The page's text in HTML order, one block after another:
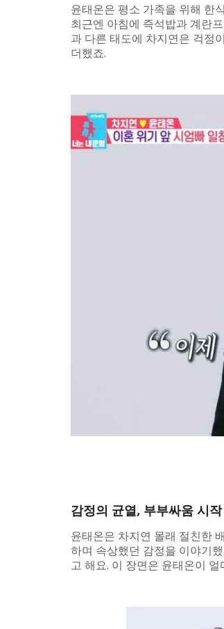
윤태온은 평소 가족을 위해 한
최근엔 아침에 즉석밥과 계란
과 다른 태도에 차지연은 걱정
더했죠.
감정의 균열, 부부싸움 시작
윤태온은 차지연 몰래 절친한
하며 속상했던 감정을 이야기
고 해요. 이 장면은 윤태온이